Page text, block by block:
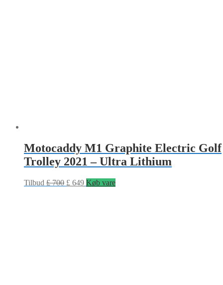
Motocaddy M1 Graphite Electric Golf
Trolley 2021 – Ultra Lithium
Tilbud £700 £ 649 Køb vare